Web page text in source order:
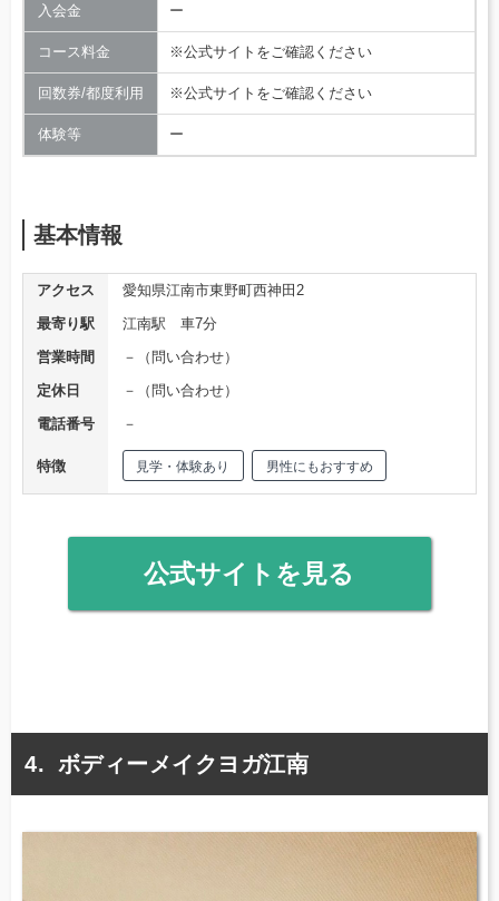
入会金 ー
コース料金 ※公式サイトをご確認ください
回数券/都度利用 ※公式サイトをご確認ください
体験等 ー
基本情報
アクセス
愛知県江南市東野町西神田2
最寄り駅
江南駅 車7分
営業時間
－（問い合わせ）
定休日
－（問い合わせ）
電話番号
－
特徴 見学・体験あり 男性にもおすすめ
公式サイトを見る
ボディーメイクヨガ江南